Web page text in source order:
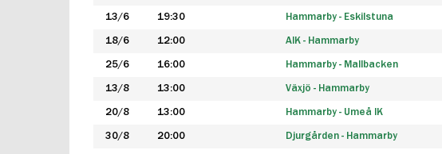
13/6 19:30 Hammarby - Eskilstuna
18/6 12:00 AIK - Hammarby
25/6 16:00 Hammarby - Mallbacken
13/8 13:00 Växjö - Hammarby
20/8 13:00 Hammarby - Umeå IK
30/8 20:00 Djurgården - Hammarby